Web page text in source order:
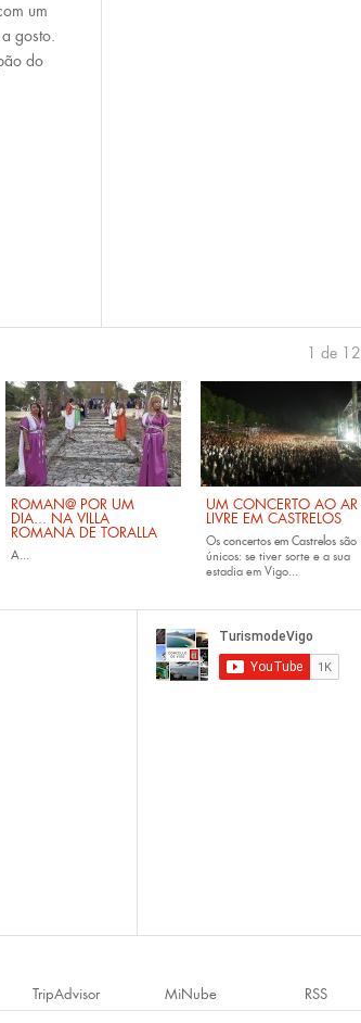
um
gosto.
do
ROMAN@ POR UM
DIA... NA VILLA
ROMANA DE TORALLA
A...
UM CONCERTO AO AR
LIVRE EM CASTRELOS
Os concertos em Castrelos são
únicos: se tiver sorte e a sua
estadia em Vigo...
1 de 12
TripAdvisor MiNube RSS